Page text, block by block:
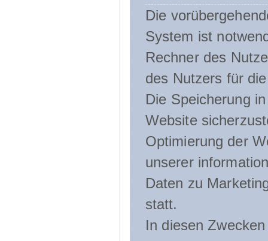
Die
System ist
Rechner des
des Nutzers für
Die Speicherung
Website
Optimierung der
unserer
Daten zu
statt.
In diesen